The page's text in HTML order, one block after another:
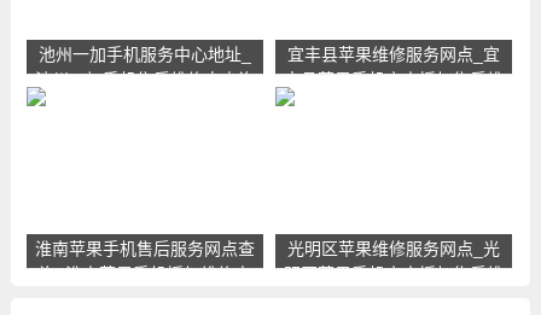
池州一加手机服务中心地址_
池州一加手机售后维修点查询
宜丰县苹果维修服务网点_宜
丰县苹果手机官方授权售后维
淮南苹果手机售后服务网点查
询_淮南苹果手机授权维修中
光明区苹果维修服务网点_光
明区苹果手机官方授权售后维